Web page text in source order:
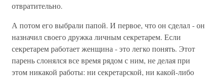
отвратительно.
А потом его выбрали папой. И первое, что он сделал - он
назначил своего дружка личным секретарем. Если
секретарем работает женщина - это легко понять. Этот
парень слонялся все время рядом с ним, не делая при
этом никакой работы: ни секретарской, ни какой-либо